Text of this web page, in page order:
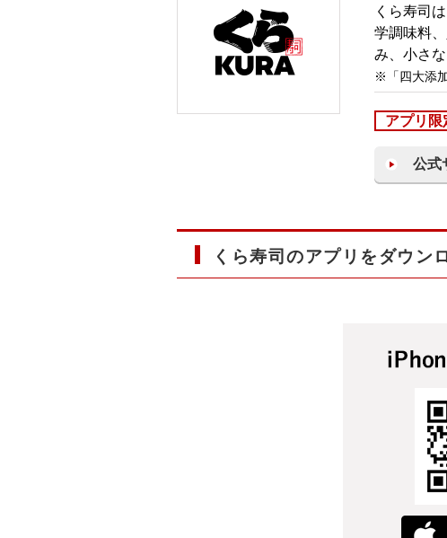
くら寿司
学調味料
み、小さ
※「四大添
アプリ限
公式
くら寿司のアプリをダウン